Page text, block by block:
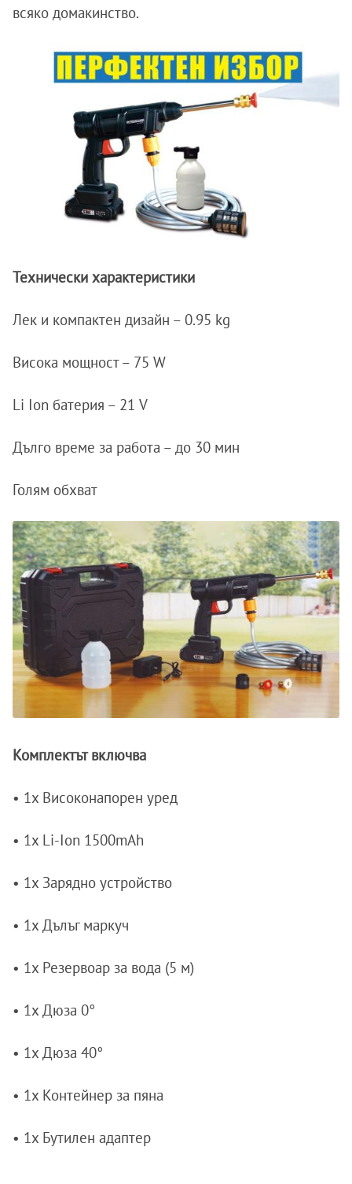
всяко домакинство.
Технически характеристики
Лек и компактен дизайн – 0.95 kg
Висока мощност – 75 W
Li Ion батерия – 21 V
Дълго време за работа – до 30 мин
Голям обхват
Комплектът включва
• 1x Високонапорен уред
• 1x Li-Ion 1500mAh
• 1x Зарядно устройство
• 1x Дълъг маркуч
• 1x Резервоар за вода (5 м)
• 1x Дюза 0°
• 1x Дюза 40°
• 1x Контейнер за пяна
• 1x Бутилен адаптер